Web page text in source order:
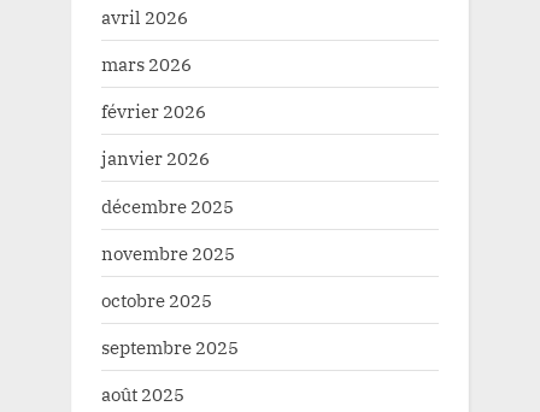
avril 2026
mars 2026
février 2026
janvier 2026
décembre 2025
novembre 2025
octobre 2025
septembre 2025
août 2025